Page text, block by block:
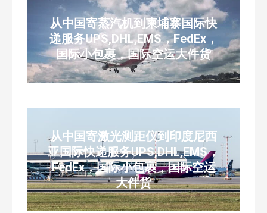
从中国寄蒸汽机到柬埔寨国际快
递服务UPS,DHL,EMS，FedEx，
国际小包裹，国际空运大件货
从中国寄激光测距仪到印度尼西
亚国际快递服务UPS,DHL,EMS，
FedEx，国际小包裹，国际空运
大件货